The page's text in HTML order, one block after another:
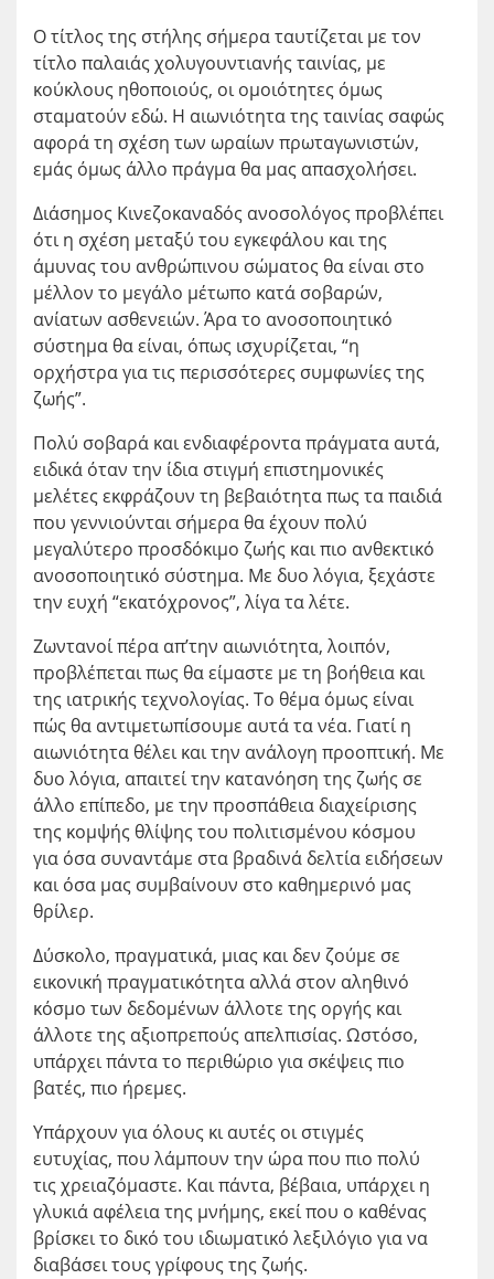
Ο τίτλος της στήλης σήμερα ταυτίζεται με τον
τίτλο παλαιάς χολυγουντιανής ταινίας, με
κούκλους ηθοποιούς, οι ομοιότητες όμως
σταματούν εδώ. Η αιωνιότητα της ταινίας σαφώς
αφορά τη σχέση των ωραίων πρωταγωνιστών,
εμάς όμως άλλο πράγμα θα μας απασχολήσει.
Διάσημος Κινεζοκαναδός ανοσολόγος προβλέπει
ότι η σχέση μεταξύ του εγκεφάλου και της
άμυνας του ανθρώπινου σώματος θα είναι στο
μέλλον το μεγάλο μέτωπο κατά σοβαρών,
ανίατων ασθενειών. Άρα το ανοσοποιητικό
σύστημα θα είναι, όπως ισχυρίζεται, “η
ορχήστρα για τις περισσότερες συμφωνίες της
ζωής”.
Πολύ σοβαρά και ενδιαφέροντα πράγματα αυτά,
ειδικά όταν την ίδια στιγμή επιστημονικές
μελέτες εκφράζουν τη βεβαιότητα πως τα παιδιά
που γεννιούνται σήμερα θα έχουν πολύ
μεγαλύτερο προσδόκιμο ζωής και πιο ανθεκτικό
ανοσοποιητικό σύστημα. Με δυο λόγια, ξεχάστε
την ευχή “εκατόχρονος”, λίγα τα λέτε.
Ζωντανοί πέρα απ’την αιωνιότητα, λοιπόν,
προβλέπεται πως θα είμαστε με τη βοήθεια και
της ιατρικής τεχνολογίας. Το θέμα όμως είναι
πώς θα αντιμετωπίσουμε αυτά τα νέα. Γιατί η
αιωνιότητα θέλει και την ανάλογη προοπτική. Με
δυο λόγια, απαιτεί την κατανόηση της ζωής σε
άλλο επίπεδο, με την προσπάθεια διαχείρισης
της κομψής θλίψης του πολιτισμένου κόσμου
για όσα συναντάμε στα βραδινά δελτία ειδήσεων
και όσα μας συμβαίνουν στο καθημερινό μας
θρίλερ.
Δύσκολο, πραγματικά, μιας και δεν ζούμε σε
εικονική πραγματικότητα αλλά στον αληθινό
κόσμο των δεδομένων άλλοτε της οργής και
άλλοτε της αξιοπρεπούς απελπισίας. Ωστόσο,
υπάρχει πάντα το περιθώριο για σκέψεις πιο
βατές, πιο ήρεμες.
Υπάρχουν για όλους κι αυτές οι στιγμές
ευτυχίας, που λάμπουν την ώρα που πιο πολύ
τις χρειαζόμαστε. Και πάντα, βέβαια, υπάρχει η
γλυκιά αφέλεια της μνήμης, εκεί που ο καθένας
βρίσκει το δικό του ιδιωματικό λεξιλόγιο για να
διαβάσει τους γρίφους της ζωής.